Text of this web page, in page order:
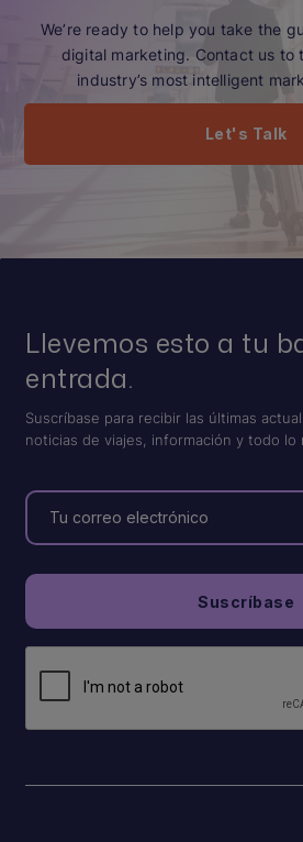
We’re ready to help you take the
digital marketing. Contact us to
industry’s most intelligent
Let's Talk
Llevemos esto a tu
entrada.
Suscríbase para recibir las últimas
noticias de viajes, información y todo lo